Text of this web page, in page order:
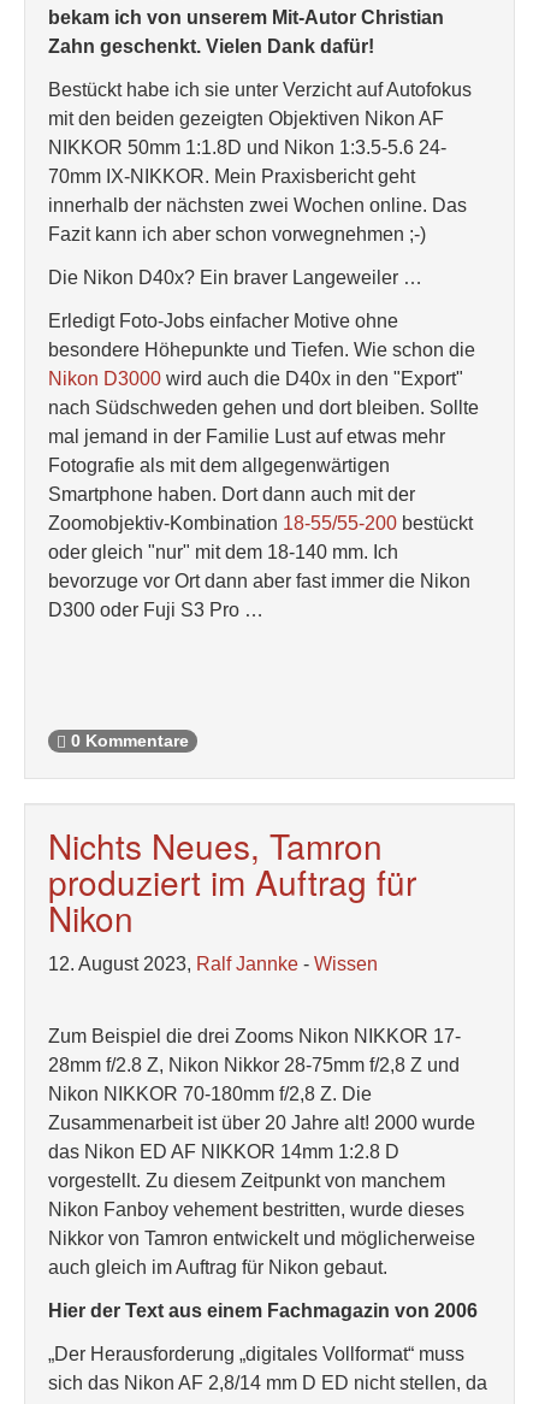
bekam ich von unserem Mit-Autor Christian
Zahn geschenkt. Vielen Dank dafür!
Bestückt habe ich sie unter Verzicht auf Autofokus
mit den beiden gezeigten Objektiven Nikon AF
NIKKOR 50mm 1:1.8D und Nikon 1:3.5-5.6 24-
70mm IX-NIKKOR. Mein Praxisbericht geht
innerhalb der nächsten zwei Wochen online. Das
Fazit kann ich aber schon vorwegnehmen ;-)
Die Nikon D40x? Ein braver Langeweiler …
Erledigt Foto-Jobs einfacher Motive ohne
besondere Höhepunkte und Tiefen. Wie schon die
Nikon D3000 wird auch die D40x in den "Export"
nach Südschweden gehen und dort bleiben. Sollte
mal jemand in der Familie Lust auf etwas mehr
Fotografie als mit dem allgegenwärtigen
Smartphone haben. Dort dann auch mit der
Zoomobjektiv-Kombination 18-55/55-200 bestückt
oder gleich "nur" mit dem 18-140 mm. Ich
bevorzuge vor Ort dann aber fast immer die Nikon
D300 oder Fuji S3 Pro …
0 Kommentare
Nichts Neues, Tamron
produziert im Auftrag für
Nikon
12. August 2023, Ralf Jannke - Wissen
Zum Beispiel die drei Zooms Nikon NIKKOR 17-
28mm f/2.8 Z, Nikon Nikkor 28-75mm f/2,8 Z und
Nikon NIKKOR 70-180mm f/2,8 Z. Die
Zusammenarbeit ist über 20 Jahre alt! 2000 wurde
das Nikon ED AF NIKKOR 14mm 1:2.8 D
vorgestellt. Zu diesem Zeitpunkt von manchem
Nikon Fanboy vehement bestritten, wurde dieses
Nikkor von Tamron entwickelt und möglicherweise
auch gleich im Auftrag für Nikon gebaut.
Hier der Text aus einem Fachmagazin von 2006
„Der Herausforderung „digitales Vollformat“ muss
sich das Nikon AF 2,8/14 mm D ED nicht stellen, da